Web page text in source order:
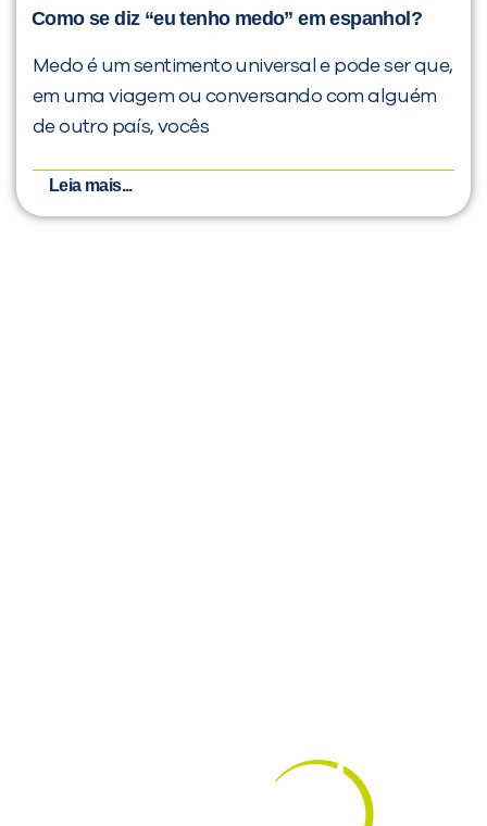
Como se diz “eu tenho medo” em espanhol?
Medo é um sentimento universal e pode ser que,
em uma viagem ou conversando com alguém
de outro país, vocês
Leia mais...